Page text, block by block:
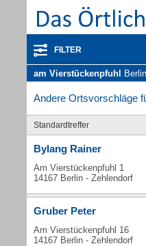
FILTER
am Vierstückenpfuhl Berlin -
Andere Ortsvorschläge
Standardtreffer
Bylang Rainer
Am Vierstückenpfuhl 1
14167 Berlin - Zehlendorf
Gruber Peter
Am Vierstückenpfuhl 16
14167 Berlin - Zehlendorf